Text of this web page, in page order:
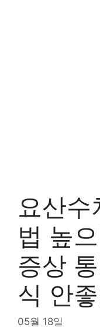
요산
법 높
증상
식 안
05월 18일